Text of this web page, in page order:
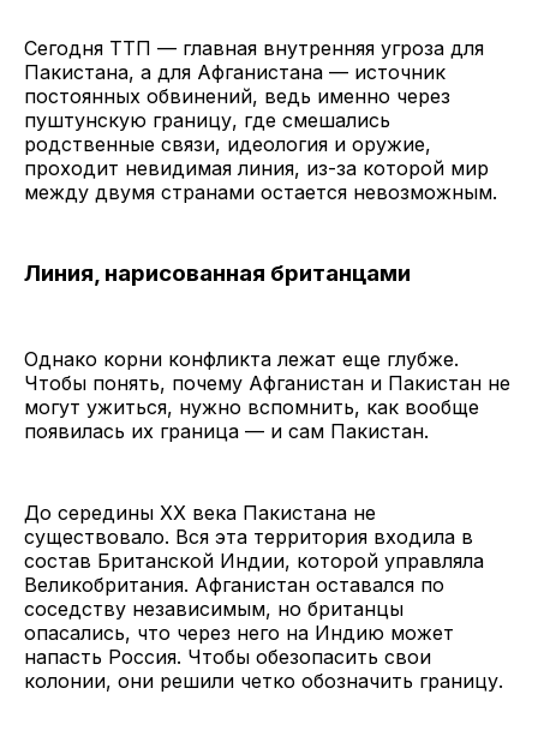
Сегодня ТТП — главная внутренняя угроза для
Пакистана, а для Афганистана — источник
постоянных обвинений, ведь именно через
пуштунскую границу, где смешались
родственные связи, идеология и оружие,
проходит невидимая линия, из-за которой мир
между двумя странами остается невозможным.
Линия, нарисованная британцами
Однако корни конфликта лежат еще глубже.
Чтобы понять, почему Афганистан и Пакистан не
могут ужиться, нужно вспомнить, как вообще
появилась их граница — и сам Пакистан.
До середины XX века Пакистана не
существовало. Вся эта территория входила в
состав Британской Индии, которой управляла
Великобритания. Афганистан оставался по
соседству независимым, но британцы
опасались, что через него на Индию может
напасть Россия. Чтобы обезопасить свои
колонии, они решили четко обозначить границу.